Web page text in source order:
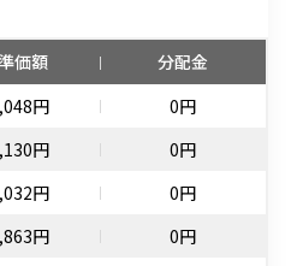
価額
分配金
円
0円
円
0円
円
0円
円
0円